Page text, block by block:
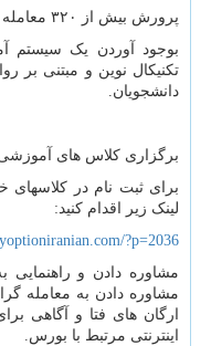
پرورش بیش از ۳۲۰ معامله گر رتبه c باینری آپشن.
بوجود آوردن یک سیستم
تکنیکال نوین و مبتنی بر
دانشجویان.
برگزاری کلاس های
برای ثبت نام در
لینک زیر اقدام کنید:
?p=2036
مشاوره دادن به معامله
ارگان های فتا و آگاهی
اینترنتی مرتبط با بورس.